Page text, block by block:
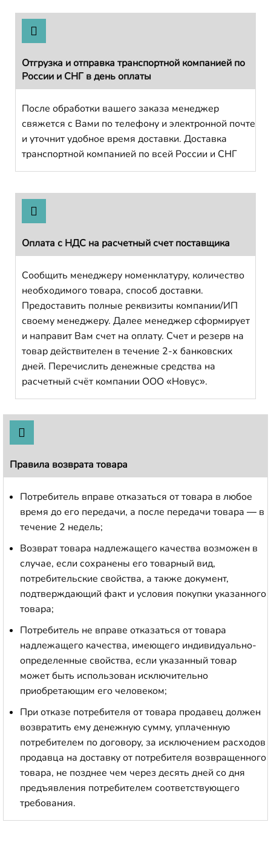
Отгрузка и отправка транспортной компанией по
России и СНГ в день оплаты
После обработки вашего заказа менеджер
свяжется с Вами по телефону и электронной почте
и уточнит удобное время доставки. Доставка
транспортной компанией по всей России и СНГ
Оплата с НДС на расчетный счет поставщика
Сообщить менеджеру номенклатуру, количество
необходимого товара, способ доставки.
Предоставить полные реквизиты компании/ИП
своему менеджеру. Далее менеджер сформирует
и направит Вам счет на оплату. Счет и резерв на
товар действителен в течение 2-х банковских
дней. Перечислить денежные средства на
расчетный счёт компании ООО «Новус».
Правила возврата товара
Потребитель вправе отказаться от товара в любое
время до его передачи, а после передачи товара — в
течение 2 недель;
Возврат товара надлежащего качества возможен в
случае, если сохранены его товарный вид,
потребительские свойства, а также документ,
подтверждающий факт и условия покупки указанного
товара;
Потребитель не вправе отказаться от товара
надлежащего качества, имеющего индивидуально-
определенные свойства, если указанный товар
может быть использован исключительно
приобретающим его человеком;
При отказе потребителя от товара продавец должен
возвратить ему денежную сумму, уплаченную
потребителем по договору, за исключением расходов
продавца на доставку от потребителя возвращенного
товара, не позднее чем через десять дней со дня
предъявления потребителем соответствующего
требования.